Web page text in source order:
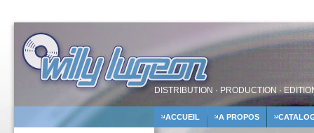
DISTRIBUTION · PRODUCTION ·
ACCUEIL A PROPOS